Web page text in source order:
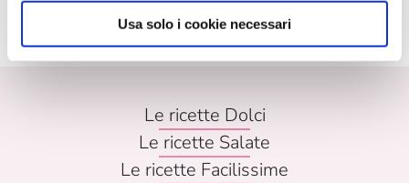
Usa solo i cookie necessari
Le ricette Dolci
Le ricette Salate
Le ricette Facilissime